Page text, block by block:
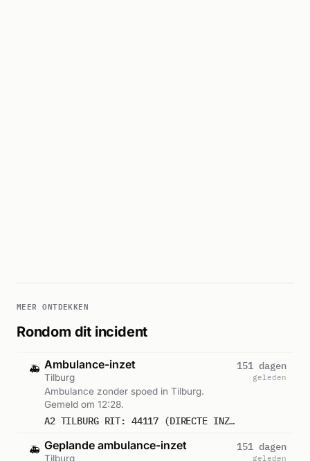
MEER ONTDEKKEN
Rondom dit incident
🚑 Ambulance-inzet
Tilburg
Ambulance zonder spoed in Tilburg.
Gemeld om 12:28.
A2 TILBURG RIT: 44117 (DIRECTE INZET: JA)
151 dagen
geleden
🚑 Geplande ambulance-inzet
Tilburg
151 dagen
geleden